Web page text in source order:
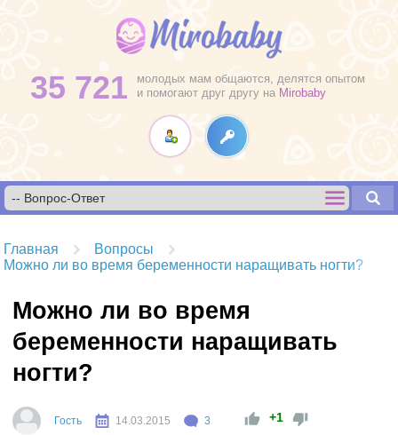
35 721
молодых мам общаются, делятся опытом
и помогают друг другу на Mirobaby
Главная
Вопросы
Можно ли во время беременности наращивать ногти?
Можно ли во время
беременности наращивать
ногти?
Гость 14.03.2015 3 +1